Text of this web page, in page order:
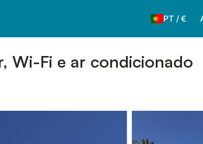
PT/€
Wi-Fi e ar condicionado